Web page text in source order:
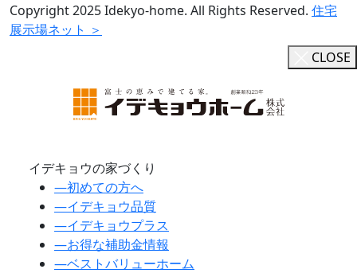
Copyright 2025 Idekyo-home. All Rights Reserved. 住宅
展示場ネット ＞
CLOSE
イデキョウの家づくり
―初めての方へ
―イデキョウ品質
―イデキョウプラス
―お得な補助金情報
―ベストバリューホーム